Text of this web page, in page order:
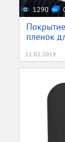
1290
пленок
11.02.2019